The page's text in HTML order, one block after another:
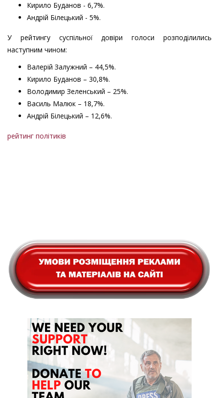
Кирило Буданов - 6,7%.
Андрій Білецький - 5%.
У рейтингу суспільної довіри голоси розподілились
наступним чином:
Валерій Залужний – 44,5%.
Кирило Буданов – 30,8%.
Володимир Зеленський – 25%.
Василь Малюк – 18,7%.
Андрій Білецький – 12,6%.
рейтинг політиків